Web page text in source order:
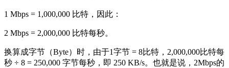
1 Mbps = 1,000,000 比特，因此：
2 Mbps = 2,000,000 比特每秒。
换算成字节（Byte）时，由于1字节 = 8比特，2,000,000比特每
秒 ÷ 8 = 250,000 字节每秒，即 250 KB/s。也就是说，2Mbps的